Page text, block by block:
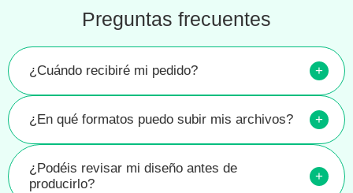
Preguntas frecuentes
¿Cuándo recibiré mi pedido? +
¿En qué formatos puedo subir mis archivos? +
¿Podéis revisar mi diseño antes de
producirlo?
+